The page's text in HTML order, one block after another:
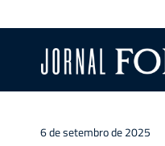
6 de setembro de 2025